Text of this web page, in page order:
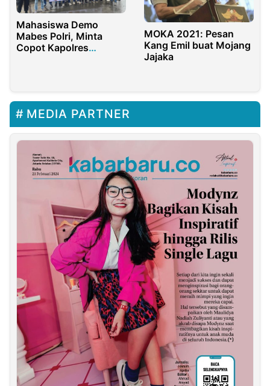
Mahasiswa Demo
Mabes Polri, Minta
Copot Kapolres
MOKA 2021: Pesan
Kang Emil buat Mojang
Jajaka
MEDIA PARTNER